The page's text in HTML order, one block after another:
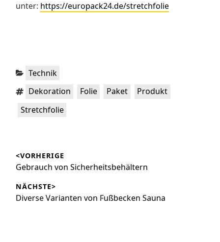
unter: https://europack24.de/stretchfolie
Kategorien:
Technik
Schlagwörter:
Dekoration Folie Paket Produkt
Stretchfolie
<VORHERIGE
Vorheriger
Gebrauch von Sicherheitsbehältern
NÄCHSTE>
Nächster
Diverse Varianten von Fußbecken Sauna